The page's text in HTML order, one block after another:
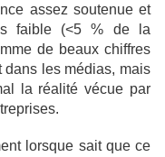
assez soutenue et
faible (<5 % de la
de beaux chiffres
dans les médias, mais
la réalité vécue par
lorsque sait que ce